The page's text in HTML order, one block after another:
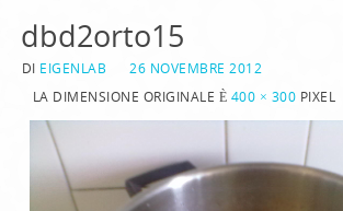
dbd2orto15
DI EIGENLAB
26 NOVEMBRE 2012
LA DIMENSIONE ORIGINALE È 400 × 300 PIXEL